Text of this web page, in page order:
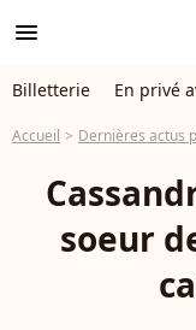
menu
Billetterie En privé
Accueil Dernières actus
soeur